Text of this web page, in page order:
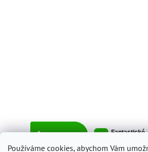
Používáme cookies, abychom Vám